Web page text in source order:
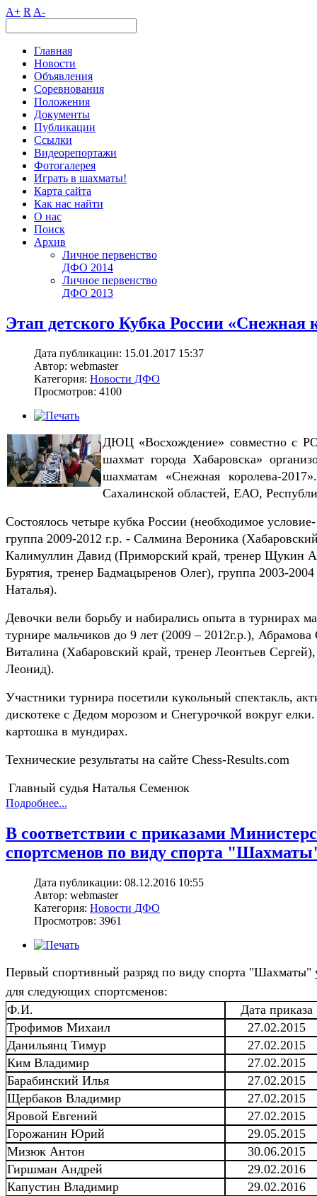
A+ R A-
Главная
Новости
Объявления
Соревнования
Положения
Документы
Публикации
Ссылки
Видеорепортажи
Фотогалерея
Играть в шахматы!
Карта сайта
Как нас найти
О нас
Поиск
Архив
Личное первенство
ДФО 2014
Личное первенство
ДФО 2013
Этап детского Кубка России «Снежная
Дата публикации: 15.01.2017 15:37
Автор: webmaster
Категория: Новости ДФО
Просмотров: 4100
ДЮЦ «Восхождение» совместно с
шахмат города Хабаровска»
шахматам «Снежная королева-
Сахалинской областей, ЕАО,
Состоялось четыре кубка России (необходимое
группа 2009-2012 г.р. - Салмина Вероника
Калимуллин Давид (Приморский край, тренер Щукин
Бурятия, тренер Бадмацыренов Олег), группа 2003-
Наталья).
Девочки вели борьбу и набирались опыта в турнирах
турнире мальчиков до 9 лет (2009 – 2012г.р.),
Виталина (Хабаровский край, тренер Леонтьев
Леонид).
Участники турнира посетили кукольный спектакль,
дискотеке с Дедом морозом и Снегурочкой вокруг
картошка в мундирах.
Технические результаты на сайте Chess-Results.com
Главный судья Наталья Семенюк
Подробнее...
В соответствии с приказами
спортсменов по виду спорта
Дата публикации: 08.12.2016 10:55
Автор: webmaster
Категория: Новости ДФО
Просмотров: 3961
Первый спортивный разряд по виду спорта "Шахматы"
для следующих спортсменов:
Ф.И.
Дата приказа
Трофимов Михаил
27.02.2015
Данильянц Тимур
27.02.2015
Ким Владимир
27.02.2015
Барабинский Илья
27.02.2015
Щербаков Владимир
27.02.2015
Яровой Евгений
27.02.2015
Горожанин Юрий
29.05.2015
Мизюк Антон
30.06.2015
Гиршман Андрей
29.02.2016
Капустин Владимир
29.02.2016